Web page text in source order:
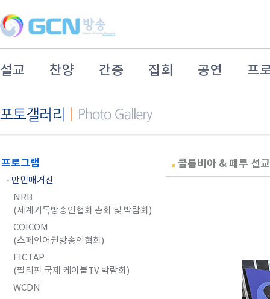
설교 찬양 간증 집회 공연 프
프로그램
- 만민매거진
NRB
(세계기독방송인협회 총회 및 박람회)
COICOM
(스페인어권방송인협회)
FICTAP
(필리핀 국제 케이블TV 박람회)
WCDN
콜롬비아 & 페루 선